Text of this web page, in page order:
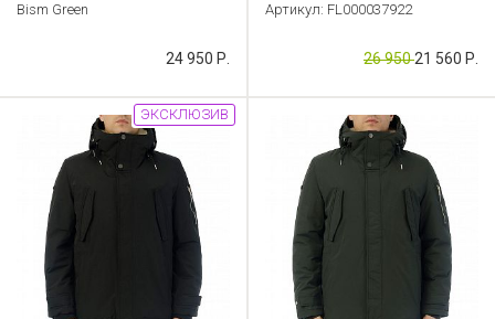
Bism Green
24 950 Р.
Артикул: FL000037922
26 95021 560 Р.
ЭКСКЛЮЗИВ